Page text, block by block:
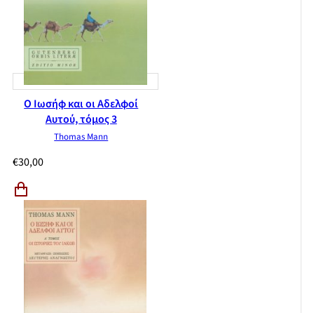
Ο Ιωσήφ και οι Αδελφοί
Αυτού, τόμος 3
Thomas Mann
€30,00